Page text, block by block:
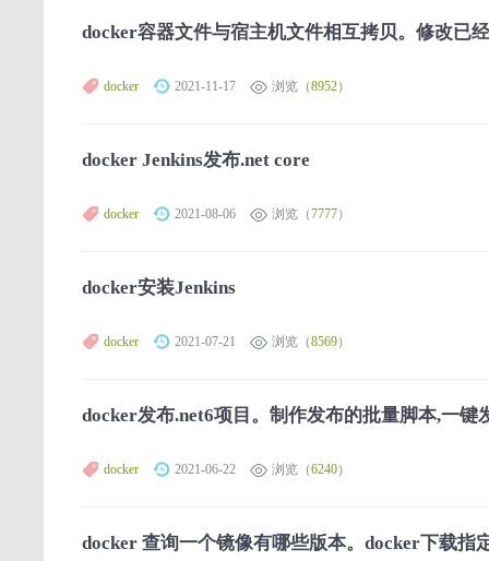
docker容器文件与宿主机文件相互拷贝。修改已
docker 2021-11-17 浏览（8952）
docker Jenkins发布.net core
docker 2021-08-06 浏览（7777）
docker安装Jenkins
docker 2021-07-21 浏览（8569）
docker发布.net6项目。制作发布的批量脚本,一键
docker 2021-06-22 浏览（6240）
docker 查询一个镜像有哪些版本。docker下载指